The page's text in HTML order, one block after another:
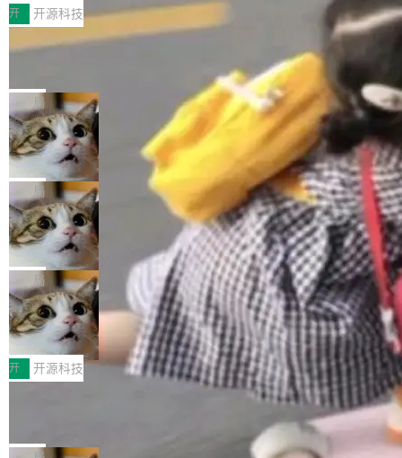
常维护操作，并完整支持 Iceberg V3 格式。
村国家自主创新示范区会议中心开幕。本届大会
由中关村智联软件服务业质量创新联盟主办，以
“智构可信·质创未来——AI原生时代的质量新范
式”为主题，直面AI从实验室走向规模化产业落地
的核心质量命题。会上，《2026智能研发生产力
工具选型手册》发布，Testin云测的Testin XAge
nt智能测试系统入选AI测试领域代表产品。对CI
O而言，这提示了一个转变：AI测试正在从效率
工具升级为企业的质量基础设施。 CIO面对的新
现实 过去两年，CIO们的焦虑清单上多了两项：
一是如何让大模型和智能体应用安全地从PoC走
向生产，二是如何让测试团队跟得上AI应用...
开 开源科技
让非法状态不可表示：一篇关于 ADT
有一种东西，一旦用过就回不去了。Alex Fedos
eev 管它叫"软件设计的基石"。 他说的东西不新
鲜——代数数据类型（ADT），尤其是和类型
（sum type）。但他说清楚了一件事：这不是类
型系统的学术体操，是日常编码的思维方式。 文
章从一个简单的例子切入。一个网站的深色主题
设置，如果用布尔值 + 可空字段来表示——bool
ean 表示是否可切换，nullable 的默认模式、浅
色方案、深色方案——会产生大量无意义的组
合。方案缺了、配置冲突了、全 null 了。要知道
哪些组合有效，作者说，你得靠"文档、校验、或
者部落知识"。 换个写法。Rust 的 enum，两个
变体：Switchable...
局
Cloudflare 开源内部企业 AI 平台 Clou
dflare OS
Cloudflare 发布了一个开源项目 Cloudflare O
S。如果你只看官方博客，你会觉得这是又一
个"AI 知识库 + 聊天机器人"——每个大厂都在
做，没什么新鲜的。 但 Kenton Varda 在 Twitte
r 上把事情说清楚了： 今天我们发布了 Cloudfla
re OS，一个带连接器的聊天机器人，跟其他所
有科技公司做的一样。只不过，实际上它不一
样。这是 Sandstorm.io 的重制版，我十年前的
那个创业公司。不同的是，这次它构建在 Cloudf
lare Workers 上——我花了九年时间搭建的平台
——并且深度集成了 AI。这基本上是我十年秘密
局
Deno 团队开源 Celld，可自托管的分
布式 Durable Objects
Ryan Dahl 领导的 Deno 团队推出了最新开源项
目 Celld，一个能在自己机器上运行 Cloudflare
Workers 和 Durable Objects 的守护进程。 设
计思路很直接：每个对象是一个独立的 SQLite
数据库，按名称寻址，复制到你自己的 S3 兼容
存储库里。节点之间只通过这个存储库协调——
没有控制平面，没有共识协议。每个对象自带一
个小型数据库，应用天然按分片构建，单个数据
库的竞争和爆炸半径问题在设计层面就被消除
了。 闲置的 cell 会休眠到几乎不占资源。当 cel
局
鲁大师7月新机性能/流畅/AI榜：vivo夺
性能、流畅双第一，三星Galaxy Z系列
新折叠缺席
2026年7月的手机市场，由于存储等硬件成本暴
增，手机厂商的日子也不好过啊，新机速度明显
放缓，因此硝烟味淡了许多。新机参数规格除开
Fold8 / Z Flip8）外，其余要么是中低端机器，
例如iQOO Z11i、REDMI Note 17、REDMI No
开 开源科技
Zed 编辑器团队发布了新项目——DeltaDB，一
个在 git commit 之间记录每一次编辑操作的版